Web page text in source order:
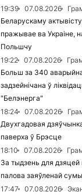
19:39
07.08.2026
Беларускаму
пражывае ва Украіне,
Польшчу
19:22
07.08.2026
Больш за 340
задзейнічана ў
"Белэнерга"
18:24
07.08.2026
Двухгадовая
паверха ў Брэсце
18:10
07.08.2026
За тыдзень для дзяцей
палова заяўленай сумы
17:47
07.08.2026